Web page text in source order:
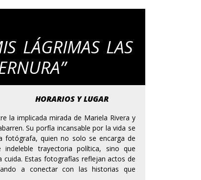
LÁGRIMAS LAS
HORARIOS Y LUGAR
la implicada mirada de Mariela Rivera y
Su porfía incansable por la vida se
fotógrafa, quien no solo se encarga de
trayectoria política, sino que
Estas fotografías reflejan actos de
a conectar con las historias que